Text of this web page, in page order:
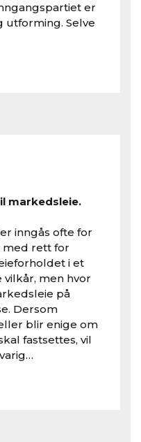
er
utforming. Selve
markedsleie.
inngås ofte for
med rett for
i et
vilkår, men hvor
på
Dersom
blir enige om
fastsettes, vil